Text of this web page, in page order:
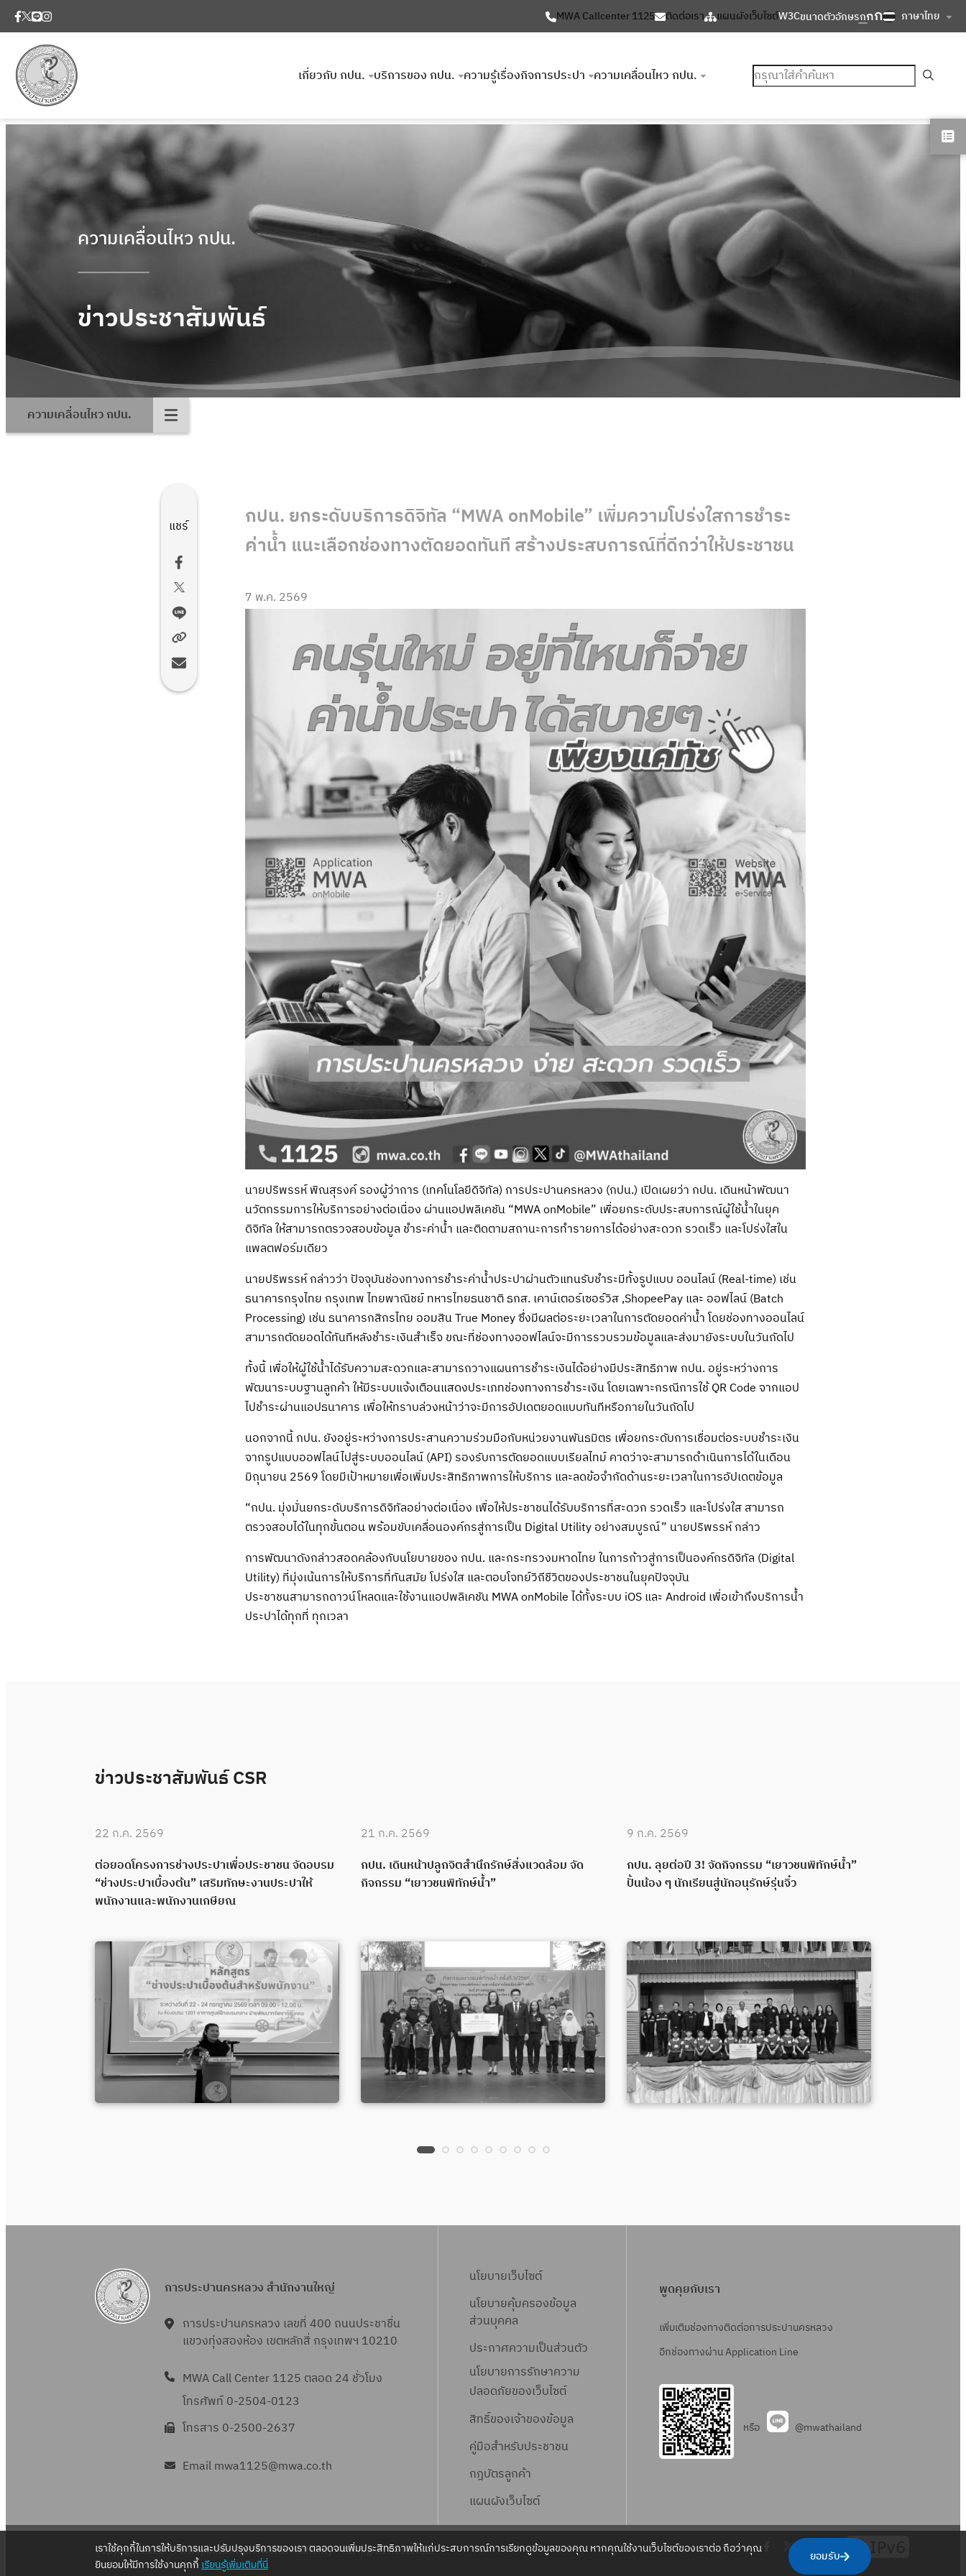
MWA Callcenter 1125 ติดต่อเรา แผนผังเว็บไซต์W3Cขนาดตัวอักษรกกก ภาษาไทย
เกี่ยวกับ กปน. บริการของ กปน. ความรู้เรื่องกิจการประปา ความเคลื่อนไหว กปน. ค้นหา
ความเคลื่อนไหว กปน.
ข่าวประชาสัมพันธ์
ความเคลื่อนไหว กปน.
แชร์
กปน. ยกระดับบริการดิจิทัล “MWA onMobile” เพิ่มความโปร่งใสการชำระ
ค่าน้ำ แนะเลือกช่องทางตัดยอดทันที สร้างประสบการณ์ที่ดีกว่าให้ประชาชน
7 พ.ค. 2569
นายปริพรรห์ พิณสุรงค์ รองผู้ว่าการ (เทคโนโลยีดิจิทัล) การประปานครหลวง (กปน.) เปิดเผยว่า กปน. เดินหน้าพัฒนา
นวัตกรรมการให้บริการอย่างต่อเนื่อง ผ่านแอปพลิเคชัน “MWA onMobile” เพื่อยกระดับประสบการณ์ผู้ใช้น้ำในยุค
ดิจิทัล ให้สามารถตรวจสอบข้อมูล ชำระค่าน้ำ และติดตามสถานะการทำรายการได้อย่างสะดวก รวดเร็ว และโปร่งใสใน
แพลตฟอร์มเดียว
นายปริพรรห์ กล่าวว่า ปัจจุบันช่องทางการชำระค่าน้ำประปาผ่านตัวแทนรับชำระมีทั้งรูปแบบ ออนไลน์ (Real-time) เช่น
ธนาคารกรุงไทย กรุงเทพ ไทยพาณิชย์ ทหารไทยธนชาติ ธกส. เคาน์เตอร์เซอร์วิส ,ShopeePay และ ออฟไลน์ (Batch
Processing) เช่น ธนาคารกสิกรไทย ออมสิน True Money ซึ่งมีผลต่อระยะเวลาในการตัดยอดค่าน้ำ โดยช่องทางออนไลน์
สามารถตัดยอดได้ทันทีหลังชำระเงินสำเร็จ ขณะที่ช่องทางออฟไลน์จะมีการรวบรวมข้อมูลและส่งมายังระบบในวันถัดไป
ทั้งนี้ เพื่อให้ผู้ใช้น้ำได้รับความสะดวกและสามารถวางแผนการชำระเงินได้อย่างมีประสิทธิภาพ กปน. อยู่ระหว่างการ
พัฒนาระบบฐานลูกค้า ให้มีระบบแจ้งเตือนแสดงประเภทช่องทางการชำระเงิน โดยเฉพาะกรณีการใช้ QR Code จากแอป
ไปชำระผ่านแอปธนาคาร เพื่อให้ทราบล่วงหน้าว่าจะมีการอัปเดตยอดแบบทันทีหรือภายในวันถัดไป
นอกจากนี้ กปน. ยังอยู่ระหว่างการประสานความร่วมมือกับหน่วยงานพันธมิตร เพื่อยกระดับการเชื่อมต่อระบบชำระเงิน
จากรูปแบบออฟไลน์ไปสู่ระบบออนไลน์ (API) รองรับการตัดยอดแบบเรียลไทม์ คาดว่าจะสามารถดำเนินการได้ในเดือน
มิถุนายน 2569 โดยมีเป้าหมายเพื่อเพิ่มประสิทธิภาพการให้บริการ และลดข้อจำกัดด้านระยะเวลาในการอัปเดตข้อมูล
“กปน. มุ่งมั่นยกระดับบริการดิจิทัลอย่างต่อเนื่อง เพื่อให้ประชาชนได้รับบริการที่สะดวก รวดเร็ว และโปร่งใส สามารถ
ตรวจสอบได้ในทุกขั้นตอน พร้อมขับเคลื่อนองค์กรสู่การเป็น Digital Utility อย่างสมบูรณ์” นายปริพรรห์ กล่าว
การพัฒนาดังกล่าวสอดคล้องกับนโยบายของ กปน. และกระทรวงมหาดไทย ในการก้าวสู่การเป็นองค์กรดิจิทัล (Digital
Utility) ที่มุ่งเน้นการให้บริการที่ทันสมัย โปร่งใส และตอบโจทย์วิถีชีวิตของประชาชนในยุคปัจจุบัน
ประชาชนสามารถดาวน์โหลดและใช้งานแอปพลิเคชัน MWA onMobile ได้ทั้งระบบ iOS และ Android เพื่อเข้าถึงบริการน้ำ
ประปาได้ทุกที่ ทุกเวลา
ข่าวประชาสัมพันธ์ CSR
22 ก.ค. 2569
ต่อยอดโครงการช่างประปาเพื่อประชาชน จัดอบรม
“ช่างประปาเบื้องต้น” เสริมทักษะงานประปาให้
พนักงานและพนักงานเกษียณ
21 ก.ค. 2569
กปน. เดินหน้าปลูกจิตสำนึกรักษ์สิ่งแวดล้อม จัด
กิจกรรม “เยาวชนพิทักษ์น้ำ”
9 ก.ค. 2569
กปน. ลุยต่อปี 3! จัดกิจกรรม “เยาวชนพิทักษ์น้ำ”
ปั้นน้อง ๆ นักเรียนสู่นักอนุรักษ์รุ่นจิ๋ว
การประปานครหลวง สำนักงานใหญ่
การประปานครหลวง เลขที่ 400 ถนนประชาชื่น
แขวงทุ่งสองห้อง เขตหลักสี่ กรุงเทพฯ 10210
MWA Call Center 1125 ตลอด 24 ชั่วโมง
โทรศัพท์ 0-2504-0123
โทรสาร 0-2500-2637
Email mwa1125@mwa.co.th
นโยบายเว็บไซต์
นโยบายคุ้มครองข้อมูล
ส่วนบุคคล
ประกาศความเป็นส่วนตัว
นโยบายการรักษาความ
ปลอดภัยของเว็บไซต์
สิทธิ์ของเจ้าของข้อมูล
คู่มือสำหรับประชาชน
กฎบัตรลูกค้า
แผนผังเว็บไซต์
พูดคุยกับเรา
เพิ่มเติมช่องทางติดต่อการประปานครหลวง
อีกช่องทางผ่าน Application Line
หรือ @mwathailand
Copyright 2022 – Metropolitan Waterworks Authority – All Rights Reserved. .
เราใช้คุกกี้ในการให้บริการและปรับปรุงบริการของเรา ตลอดจนเพิ่มประสิทธิภาพให้แก่ประสบการณ์การเรียกดูข้อมูลของคุณ หากคุณใช้งานเว็บไซต์ของเราต่อ ถือว่าคุณ
ยินยอมให้มีการใช้งานคุกกี้เรียนรู้เพิ่มเติมที่นี่ ยอมรับ